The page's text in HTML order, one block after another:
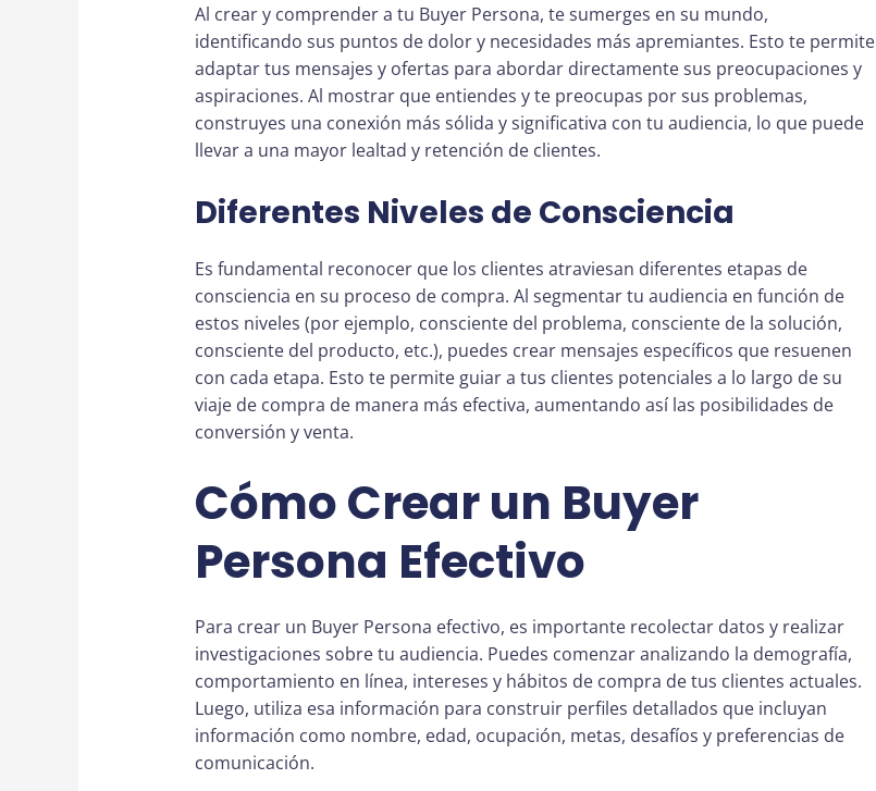
Al crear y comprender a tu Buyer Persona, te sumerges en su mundo,
identificando sus puntos de dolor y necesidades más apremiantes. Esto te permite
adaptar tus mensajes y ofertas para abordar directamente sus preocupaciones y
aspiraciones. Al mostrar que entiendes y te preocupas por sus problemas,
construyes una conexión más sólida y significativa con tu audiencia, lo que puede
llevar a una mayor lealtad y retención de clientes.
Diferentes Niveles de Consciencia
Es fundamental reconocer que los clientes atraviesan diferentes etapas de
consciencia en su proceso de compra. Al segmentar tu audiencia en función de
estos niveles (por ejemplo, consciente del problema, consciente de la solución,
consciente del producto, etc.), puedes crear mensajes específicos que resuenen
con cada etapa. Esto te permite guiar a tus clientes potenciales a lo largo de su
viaje de compra de manera más efectiva, aumentando así las posibilidades de
conversión y venta.
Cómo Crear un Buyer
Persona Efectivo
Para crear un Buyer Persona efectivo, es importante recolectar datos y realizar
investigaciones sobre tu audiencia. Puedes comenzar analizando la demografía,
comportamiento en línea, intereses y hábitos de compra de tus clientes actuales.
Luego, utiliza esa información para construir perfiles detallados que incluyan
información como nombre, edad, ocupación, metas, desafíos y preferencias de
comunicación.